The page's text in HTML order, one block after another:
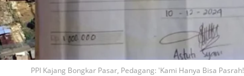
PPI Kajang Bongkar Pasar, Pedagang: 'Kami Hanya Bisa Pasrah!